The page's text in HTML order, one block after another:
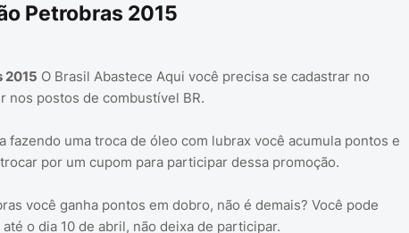
Petrobras 2015
2015 O Brasil Abastece Aqui você precisa se cadastrar no
nos postos de combustível BR.
fazendo uma troca de óleo com lubrax você acumula pontos e
por um cupom para participar dessa promoção.
você ganha pontos em dobro, não é demais? Você pode
o dia 10 de abril, não deixa de participar.